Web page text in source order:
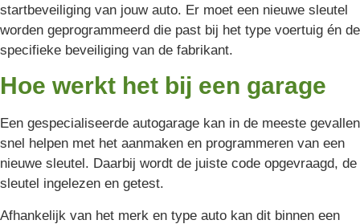
startbeveiliging van jouw auto. Er moet een nieuwe sleutel
worden geprogrammeerd die past bij het type voertuig én de
specifieke beveiliging van de fabrikant.
Hoe werkt het bij een garage
Een gespecialiseerde autogarage kan in de meeste gevallen
snel helpen met het aanmaken en programmeren van een
nieuwe sleutel. Daarbij wordt de juiste code opgevraagd, de
sleutel ingelezen en getest.
Afhankelijk van het merk en type auto kan dit binnen een